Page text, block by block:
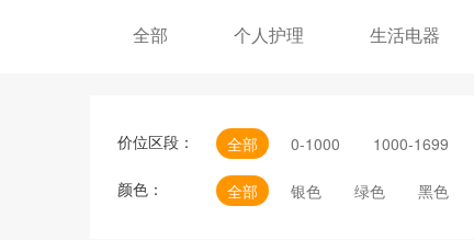
全部 个人护理 生活电器
价位区段： 全部 0-1000 1000-1699
颜色： 全部 银色 绿色 黑色